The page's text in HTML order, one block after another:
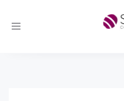
Toggle